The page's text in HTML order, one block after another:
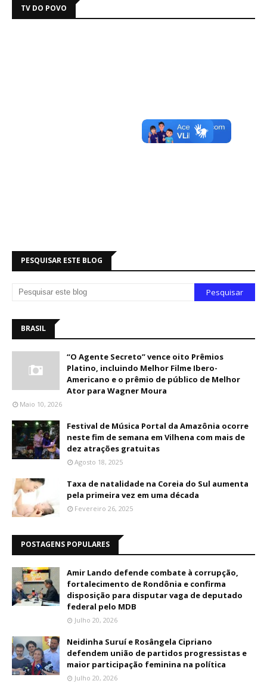
TV DO POVO
PESQUISAR ESTE BLOG
BRASIL
“O Agente Secreto” vence oito Prêmios
Platino, incluindo Melhor Filme Ibero-
Americano e o prêmio de público de Melhor
Ator para Wagner Moura
Maio 10, 2026
Festival de Música Portal da Amazônia ocorre
neste fim de semana em Vilhena com mais de
dez atrações gratuitas
Agosto 18, 2025
Taxa de natalidade na Coreia do Sul aumenta
pela primeira vez em uma década
Fevereiro 26, 2025
POSTAGENS POPULARES
Amir Lando defende combate à corrupção,
fortalecimento de Rondônia e confirma
disposição para disputar vaga de deputado
federal pelo MDB
Julho 20, 2026
Neidinha Suruí e Rosângela Cipriano
defendem união de partidos progressistas e
maior participação feminina na política
Julho 20, 2026